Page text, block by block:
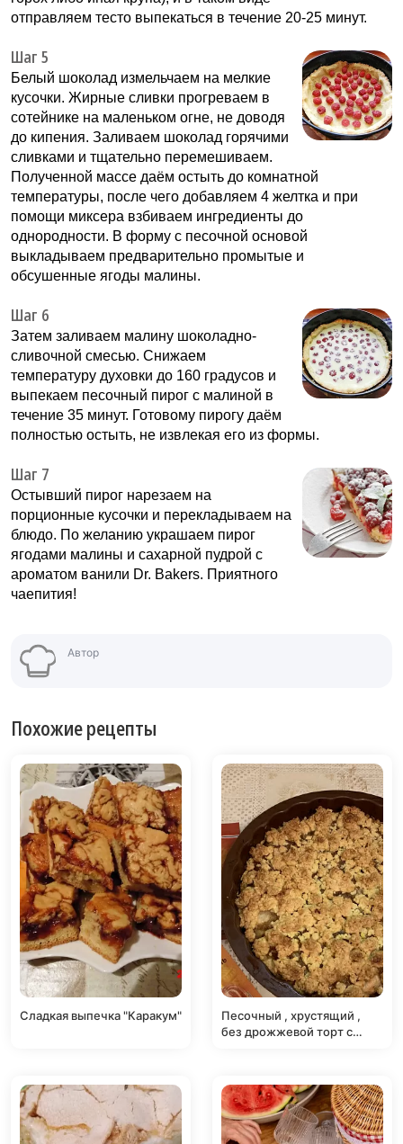
отправляем тесто выпекаться в течение 20-25 минут.
Шаг 5
Белый шоколад измельчаем на мелкие
кусочки. Жирные сливки прогреваем в
сотейнике на маленьком огне, не доводя
до кипения. Заливаем шоколад горячими
сливками и тщательно перемешиваем.
Полученной массе даём остыть до комнатной
температуры, после чего добавляем 4 желтка и при
помощи миксера взбиваем ингредиенты до
однородности. В форму с песочной основой
выкладываем предварительно промытые и
обсушенные ягоды малины.
Шаг 6
Затем заливаем малину шоколадно-
сливочной смесью. Снижаем
температуру духовки до 160 градусов и
выпекаем песочный пирог с малиной в
течение 35 минут. Готовому пирогу даём
полностью остыть, не извлекая его из формы.
Шаг 7
Остывший пирог нарезаем на
порционные кусочки и перекладываем на
блюдо. По желанию украшаем пирог
ягодами малины и сахарной пудрой с
ароматом ванили Dr. Bakers. Приятного
чаепития!
Автор
Похожие рецепты
Сладкая выпечка "Каракум"
Песочный , хрустящий ,
без дрожжевой торт с